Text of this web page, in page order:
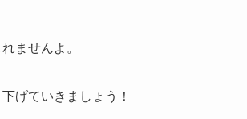
ませんよ。
げていきましょう！